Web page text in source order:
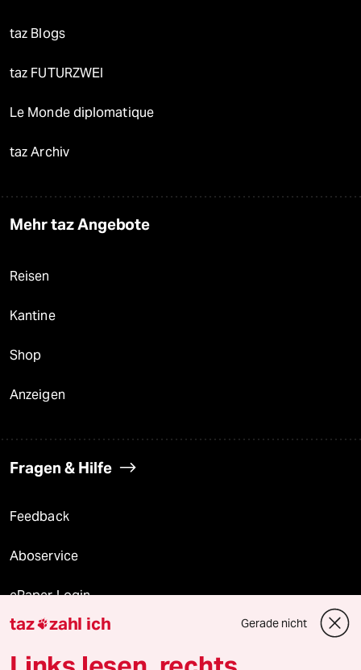
taz Blogs
taz FUTURZWEI
Le Monde diplomatique
taz Archiv
Mehr taz Angebote
Reisen
Kantine
Shop
Anzeigen
Fragen & Hilfe
Feedback
Aboservice
ePaper Login
Downloads für Abonnierende
taz zahl ich Gerade nicht